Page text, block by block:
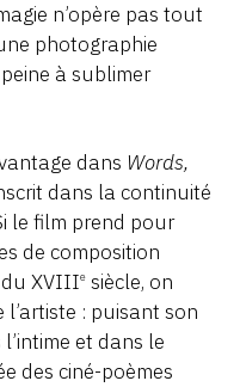
n’opère pas tout
photographie
à sublimer
dans Words,
dans la continuité
le film prend pour
de composition
XVIIIe siècle, on
: puisant son
et dans le
des ciné-poèmes